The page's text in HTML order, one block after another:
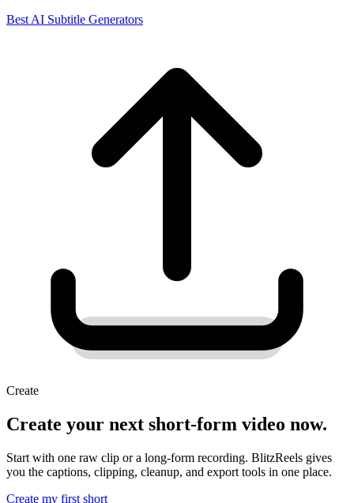
Best AI Subtitle Generators
Create
Create your next short-form video now.
Start with one raw clip or a long-form recording. BlitzReels gives
you the captions, clipping, cleanup, and export tools in one place.
Create my first short